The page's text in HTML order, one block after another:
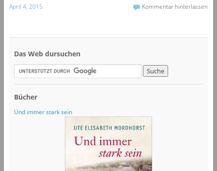
April 4, 2015 Kommentar hinterlassen
Das Web dursuchen
Bücher
Und immer stark sein